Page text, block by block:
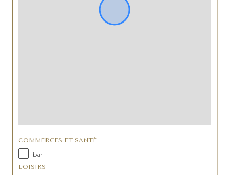
COMMERCES ET SANTÉ
bar
LOISIRS